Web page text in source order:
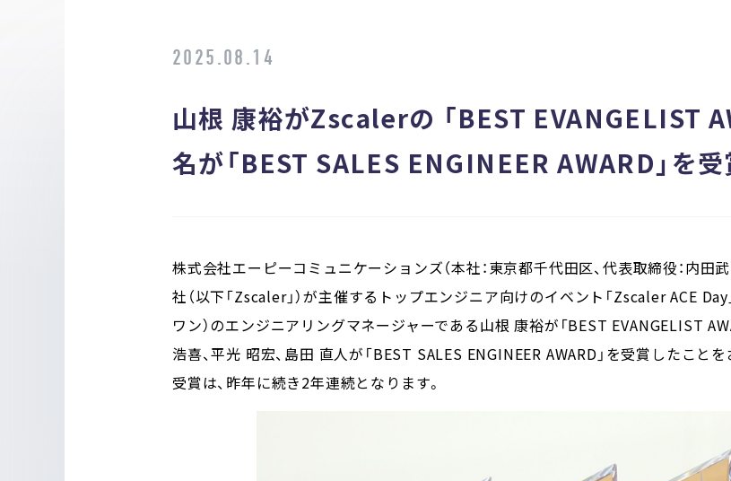
2025.08.14
山根 康裕がZscalerの 「BEST EVANGELIST
名が「BEST SALES ENGINEER AWARD」を受
株式会社エーピーコミュニケーションズ（本社：東京都千代田区、代表取締役：内田武
社（以下「Zscaler」）が主催するトップエンジニア向けのイベント「Zscaler ACE
ワン）のエンジニアリングマネージャーである山根 康裕が「BEST EVANGELIST
浩喜、平光 昭宏、島田 直人が「BEST SALES ENGINEER AWARD」を受賞したこと
受賞は、昨年に続き2年連続となります。